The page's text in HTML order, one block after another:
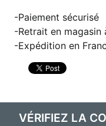
Paiement sécurisé
Retrait en magasin
Expédition en
VÉRIFIEZ LA